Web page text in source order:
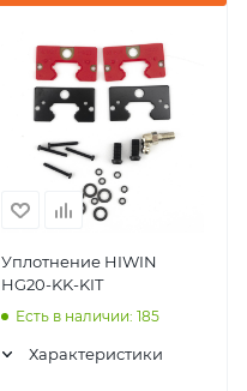
Уплотнение HIWIN
HG20-KK-KIT
Есть в наличии: 185
Характеристики